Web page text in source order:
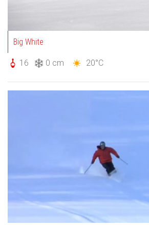
Big White
16 0 cm 20°C